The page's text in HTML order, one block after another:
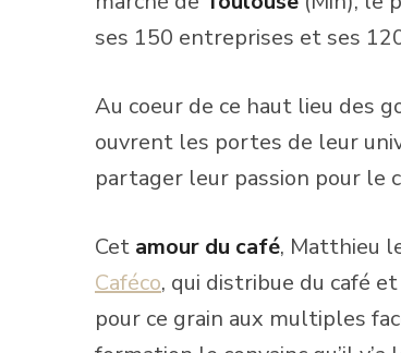
ses 150 entreprises et ses
Au coeur de ce haut lieu des
ouvrent les portes de leur
partager leur passion pour le
Cet amour du café, Matthieu
Caféco, qui distribue du café
pour ce grain aux multiples